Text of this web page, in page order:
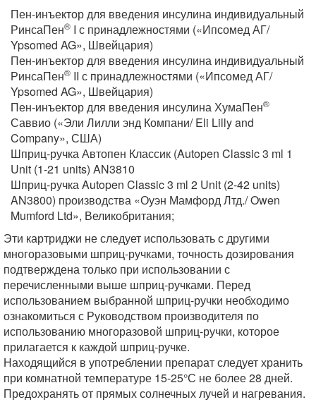
Пен-инъектор для введения инсулина индивидуальный
РинсаПен® I с принадлежностями («Ипсомед АГ/
Ypsomed AG», Швейцария)
Пен-инъектор для введения инсулина индивидуальный
РинсаПен® II с принадлежностями («Ипсомед АГ/
Ypsomed AG», Швейцария)
Пен-инъектор для введения инсулина ХумаПен®
Саввио («Эли Лилли энд Компани/ Eli Lilly and
Company», США)
Шприц-ручка Автопен Классик (Autopen Classic 3 ml 1
Unit (1-21 units) AN3810
Шприц-ручка Autopen Classic 3 ml 2 Unit (2-42 units)
AN3800) производства «Оуэн Мамфорд Лтд./ Owen
Mumford Ltd», Великобритания;
Эти картриджи не следует использовать с другими
многоразовыми шприц-ручками, точность дозирования
подтверждена только при использовании с
перечисленными выше шприц-ручками. Перед
использованием выбранной шприц-ручки необходимо
ознакомиться с Руководством производителя по
использованию многоразовой шприц-ручки, которое
прилагается к каждой шприц-ручке.
Находящийся в употреблении препарат следует хранить
при комнатной температуре 15-25°С не более 28 дней.
Предохранять от прямых солнечных лучей и нагревания.